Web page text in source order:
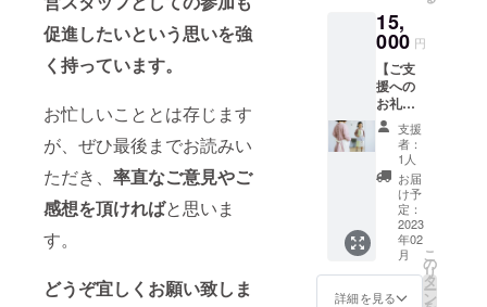
促進したいという思いを強
く持っています。
お忙しいこととは存じます
が、ぜひ最後までお読みい
ただき、 率直なご意見やご
感想を頂ければと思いま
す。
どうぞ宜しくお願い致しま
像をお
礼メー
ルに添
付のう
え、こ
ちらか
らクラ
ウド
ファン
ディン
グ終了
後に
メール
を送ら
せて頂
きま
す。
した。
ぜひDIY
のいえ
やイベ
ントへ
お越し
の際に
は、こ
のエプ
ロンを
お持ち
になっ
てご参
加くだ
さい。
エプロ
ンのご
山台団
地にお
住まい
のシニ
アの方
を中心
とした
メン
バーで
す。長
年の経
験で得
意な作
業を活
かして
活躍し
てくだ
15,
000 円
【ご支
援への
お礼の
メッ
セージ
＋DIYの
いえ
エプロ
ン（子
用）】
SDGsを
意識し
たエプ
支援
者：
1人
お届
け予
定：
2023
年02
月
詳細を見る
こ
の
リ
タ
ー
ン